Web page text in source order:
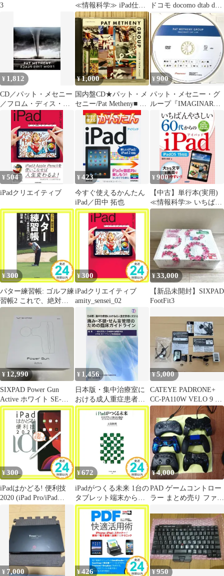
3
≪情報科学≫ iPad仕事
術!2024
ドコモ docomo dtab d-
01j d-02k MediaPad M3
M5 8.4 交換用バッテリ
ー HB2899C0ECW
3.82V 4980mAh 工具付
¥ 1,812
CD／パット・メセニー
／フロム・ディス・プ
レイス
¥1,000
国内盤CD★パット・メ
セニー/Pat Metheny■ レ
ター・フロム・ホーム
【22P22874/4988014728
744】P77149
¥900
パット・メセニー・グ
ループ『IMAGINARY
DAY LIVE』DVD1998
¥504
iPadクリエイティブ
¥423
今すぐ使えるかんたん
iPad／田中 拓也
¥900
【中古】単行本(実用)
≪情報科学≫ いちばん
やさしい60代からの
iPad / 増田由紀
¥300
パター練習帳: ゴルフ練
習帳2 これで、絶対感
覚パットが身につく
[Dec 01, 2000] 田原 紘
¥300
iPadクリエイティブ
amity_sensei_02
¥33,000
【新品未開封】SIXPAD
FootFit3
¥ 12,990
SIXPAD Power Gun
Active ホワイト SE-
BW-02A
¥ 1,456
日本版・集中治療室に
おける成人重症患者に
対する痛み・不穏・せ
ん妄管理のための臨床
ガイドライン 日本集中
治療医学会J-PADガイ
ドライン
¥5,000
CATEYE PADRONE+
CC-PA110W VELO 9 2
台セット
¥300
iPadはかどる! 便利技
2020 (iPad Pro/iPad
ル対応) [単行本（ソフ
トカバー）]
standards_02
¥672
iPadがつくる未来 1台の
タブレット端末から始
まるビジネス&ライフ
スタイル革命 (アスキ
ー新書 188) 大谷和利
著_02
¥4,000
PAD ゲームコントロー
ラー まとめ売り ファイ
PS4純正
¥ 7,000 ¥426 ¥950